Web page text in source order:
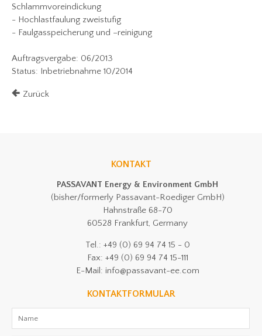
Schlammvoreindickung
- Hochlastfaulung zweistufig
- Faulgasspeicherung und –reinigung
Auftragsvergabe: 06/2013
Status: Inbetriebnahme 10/2014
Zurück
KONTAKT
PASSAVANT Energy & Environment GmbH
(bisher/formerly Passavant-Roediger GmbH)
Hahnstraße 68-70
60528 Frankfurt, Germany
Tel.: +49 (0) 69 94 74 15 - 0
Fax: +49 (0) 69 94 74 15-111
E-Mail: info@passavant-ee.com
KONTAKTFORMULAR